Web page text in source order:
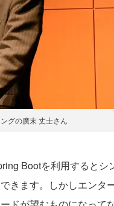
グの廣末 丈士さん
Bootを利用するとシ
きます。しかしエンタ